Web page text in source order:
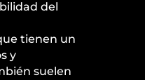
del
tienen un
y
suelen